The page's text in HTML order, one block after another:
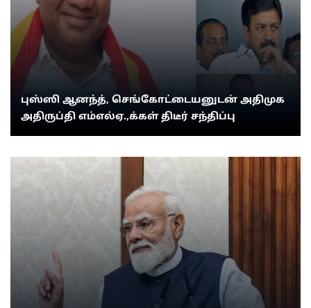
புஸ்ஸி ஆனந்த், செங்கோட்டையனுடன் அதிமுக
அதிருப்தி எம்எல்ஏ.,க்கள் திடீர் சந்திப்பு